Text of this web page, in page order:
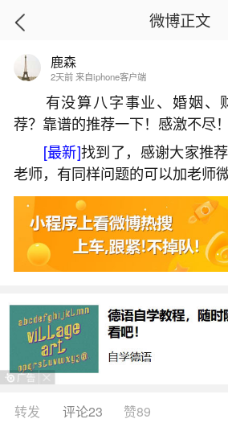
首页
吴川除夕有什么习俗
2026-05-31
生活中像吴川除夕有什么习
问题，但是小问题不注意可能
就这个问题给大家做一些解读：
一、吴川家乡风俗介绍
一、春节习俗吴川的春节习
持续至正月十五，以驱邪纳福为
核心活动之一，包括单狮、双狮
微博正文
鹿森
2天前 来自iphone客户端
有没算八字事业、婚姻、
荐？靠谱的推荐一下！感激不尽！
[最新]找到了，感谢大家推
老师，有同样问题的可以加老师
转发 评论23 赞89